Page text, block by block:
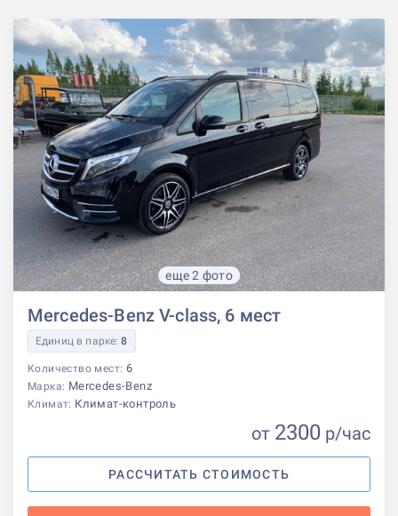
еще 2 фото
Mercedes-Benz V-class, 6 мест
Единиц в парке:8
Количество мест: 6
Марка: Mercedes-Benz
Климат: Климат-контроль
от 2300 р/час
РАССЧИТАТЬ СТОИМОСТЬ